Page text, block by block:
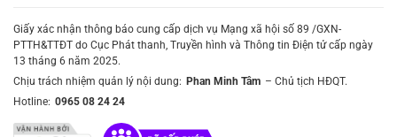
Giấy xác nhận thông báo cung cấp dịch vụ Mạng xã hội số 89 /GXN-
PTTH&TTĐT do Cục Phát thanh, Truyền hình và Thông tin Điện tử cấp ngày
13 tháng 6 năm 2025.
Chịu trách nhiệm quản lý nội dung: Phan Minh Tâm – Chủ tịch HĐQT.
Hotline: 0965 08 24 24